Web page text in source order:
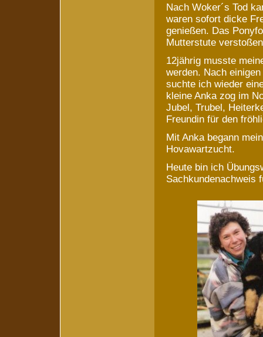
Nach Woker´s Tod
waren sofort dicke
genießen. Das
Mutterstute
12jährig musste
werden. Nach
suchte ich wieder
kleine Anka zog im
Jubel, Trubel,
Freundin für den
Mit Anka begann
Hovawartzucht.
Heute bin ich
Sachkundenachweis